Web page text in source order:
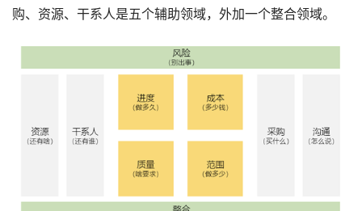
购、资源、干系人是五个辅助领域，外加一个整合领域。